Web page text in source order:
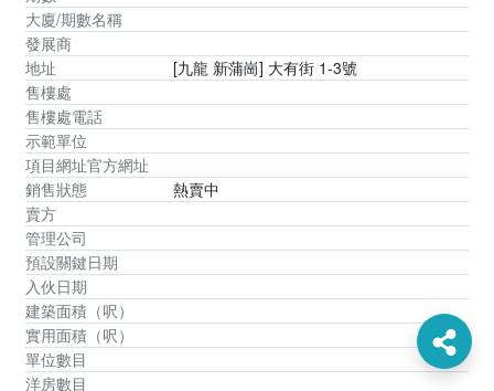
大廈/期數名稱
發展商
地址
[九龍 新蒲崗] 大有街 1-3號
售樓處
售樓處電話
示範單位
項目網址官方網址
銷售狀態
熱賣中
賣方
管理公司
預設關鍵日期
入伙日期
建築面積（呎）
實用面積（呎）
單位數目
洋房數目